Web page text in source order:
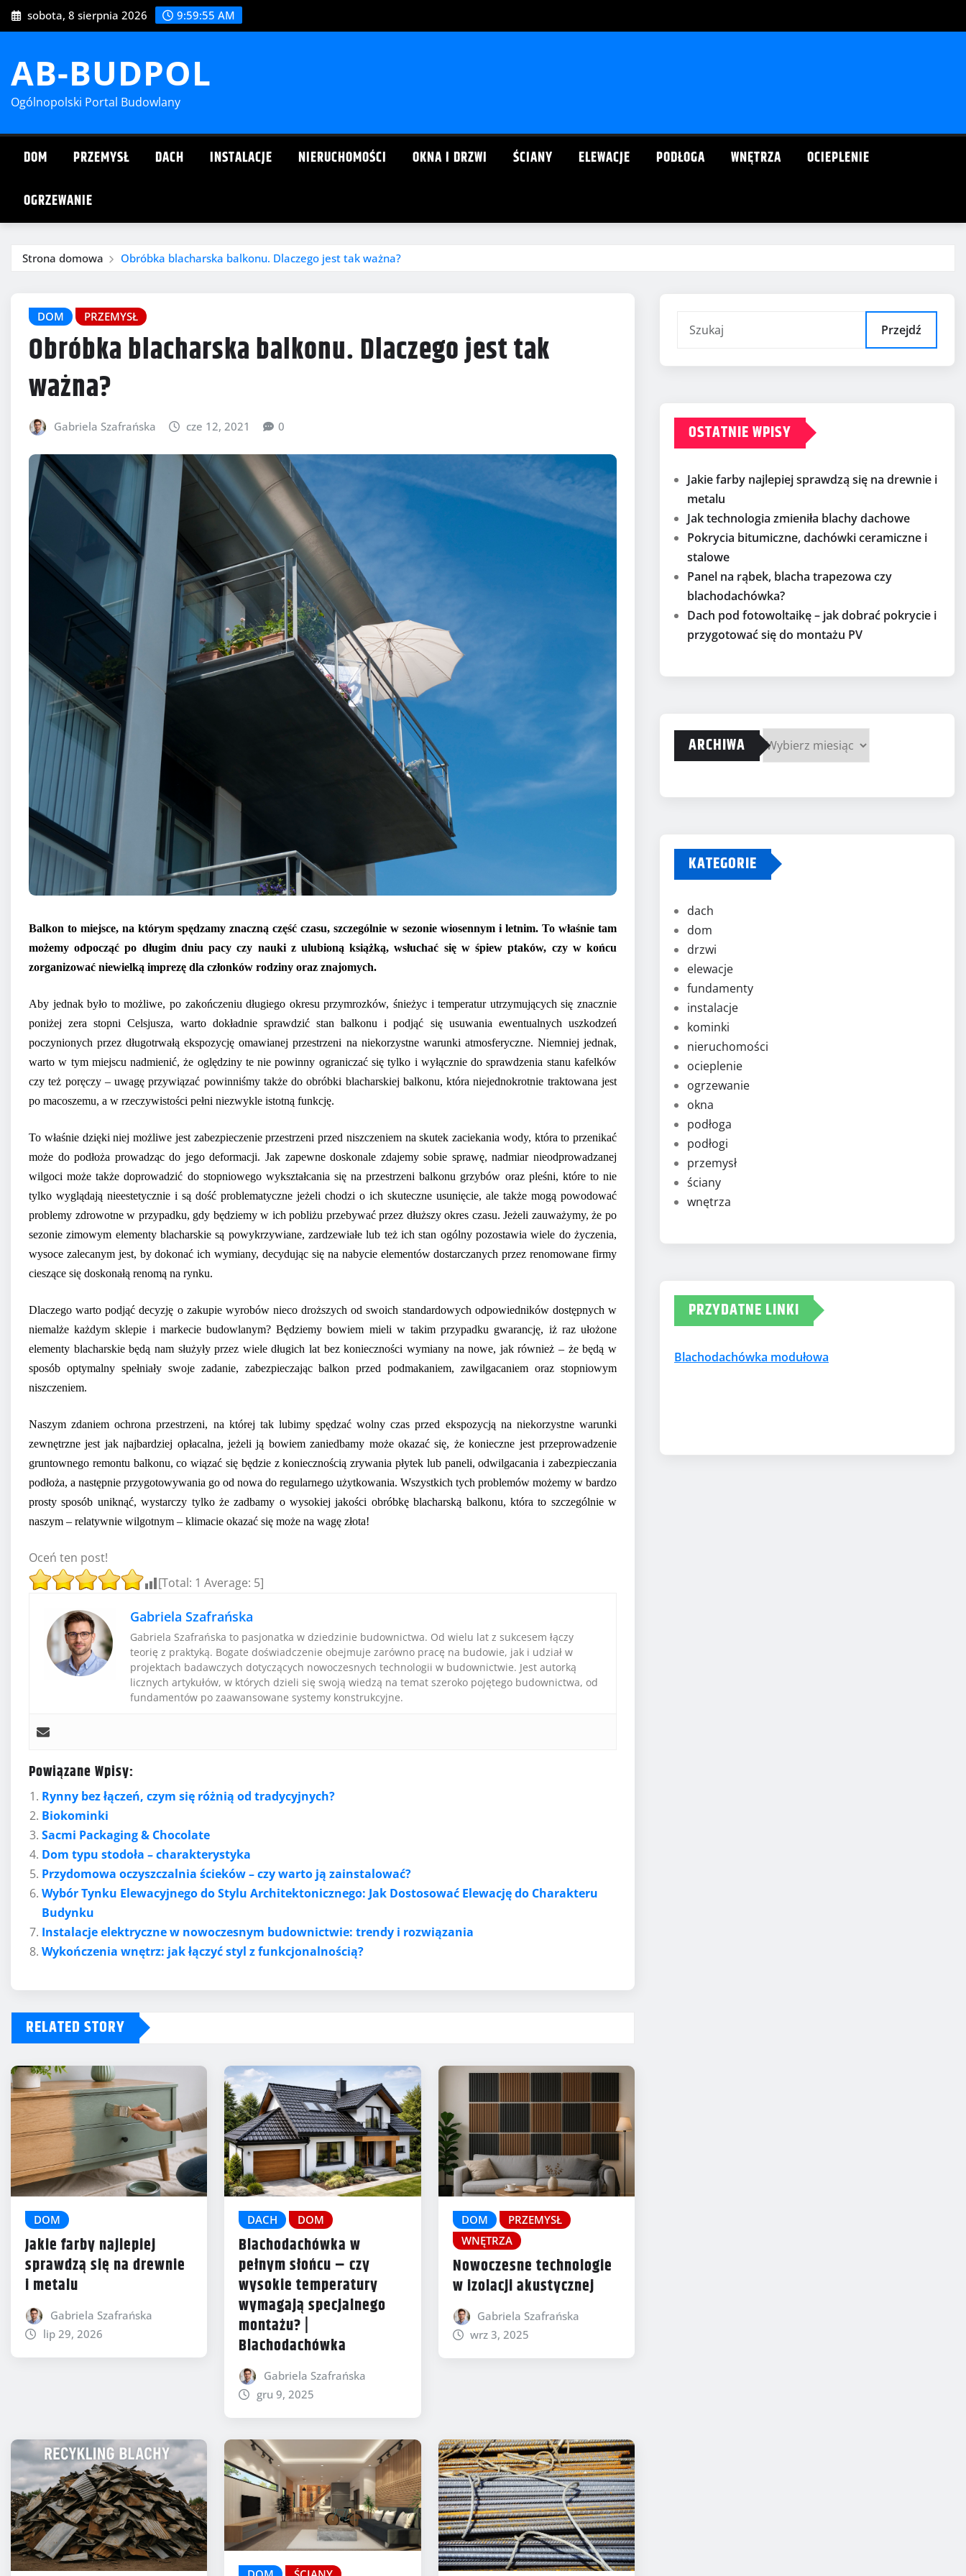
Przejdź
do
sobota, 8 sierpnia 2026 9:59:56 AM
AB-BUDPOL
Ogólnopolski Portal Budowlany
DOM PRZEMYSŁ DACH INSTALACJE NIERUCHOMOŚCI OKNA I DRZWI ŚCIANY ELEWACJE PODŁOGA WNĘTRZA OCIEPLENIE
OGRZEWANIE
Strona domowa Obróbka blacharska balkonu. Dlaczego jest tak ważna?
DOM PRZEMYSŁ
Obróbka blacharska balkonu. Dlaczego jest tak
ważna?
Gabriela Szafrańska cze 12, 2021 0
Balkon to miejsce, na którym spędzamy znaczną część czasu, szczególnie w sezonie wiosennym i letnim. To właśnie tam
możemy odpocząć po długim dniu pacy czy nauki z ulubioną książką, wsłuchać się w śpiew ptaków, czy w końcu
zorganizować niewielką imprezę dla członków rodziny oraz znajomych.
Aby jednak było to możliwe, po zakończeniu długiego okresu przymrozków, śnieżyc i temperatur utrzymujących się znacznie
poniżej zera stopni Celsjusza, warto dokładnie sprawdzić stan balkonu i podjąć się usuwania ewentualnych uszkodzeń
poczynionych przez długotrwałą ekspozycję omawianej przestrzeni na niekorzystne warunki atmosferyczne. Niemniej jednak,
warto w tym miejscu nadmienić, że oględziny te nie powinny ograniczać się tylko i wyłącznie do sprawdzenia stanu kafelków
czy też poręczy – uwagę przywiązać powinniśmy także do obróbki blacharskiej balkonu, która niejednokrotnie traktowana jest
po macoszemu, a w rzeczywistości pełni niezwykle istotną funkcję.
To właśnie dzięki niej możliwe jest zabezpieczenie przestrzeni przed niszczeniem na skutek zaciekania wody, która to przenikać
może do podłoża prowadząc do jego deformacji. Jak zapewne doskonale zdajemy sobie sprawę, nadmiar nieodprowadzanej
wilgoci może także doprowadzić do stopniowego wykształcania się na przestrzeni balkonu grzybów oraz pleśni, które to nie
tylko wyglądają nieestetycznie i są dość problematyczne jeżeli chodzi o ich skuteczne usunięcie, ale także mogą powodować
problemy zdrowotne w przypadku, gdy będziemy w ich pobliżu przebywać przez dłuższy okres czasu. Jeżeli zauważymy, że po
sezonie zimowym elementy blacharskie są powykrzywiane, zardzewiałe lub też ich stan ogólny pozostawia wiele do życzenia,
wysoce zalecanym jest, by dokonać ich wymiany, decydując się na nabycie elementów dostarczanych przez renomowane firmy
cieszące się doskonałą renomą na rynku.
Dlaczego warto podjąć decyzję o zakupie wyrobów nieco droższych od swoich standardowych odpowiedników dostępnych w
niemalże każdym sklepie i markecie budowlanym? Będziemy bowiem mieli w takim przypadku gwarancję, iż raz ułożone
elementy blacharskie będą nam służyły przez wiele długich lat bez konieczności wymiany na nowe, jak również – że będą w
sposób optymalny spełniały swoje zadanie, zabezpieczając balkon przed podmakaniem, zawilgacaniem oraz stopniowym
niszczeniem.
Naszym zdaniem ochrona przestrzeni, na której tak lubimy spędzać wolny czas przed ekspozycją na niekorzystne warunki
zewnętrzne jest jak najbardziej opłacalna, jeżeli ją bowiem zaniedbamy może okazać się, że konieczne jest przeprowadzenie
gruntownego remontu balkonu, co wiązać się będzie z koniecznością zrywania płytek lub paneli, odwilgacania i zabezpieczania
podłoża, a następnie przygotowywania go od nowa do regularnego użytkowania. Wszystkich tych problemów możemy w bardzo
prosty sposób uniknąć, wystarczy tylko że zadbamy o wysokiej jakości obróbkę blacharską balkonu, która to szczególnie w
naszym – relatywnie wilgotnym – klimacie okazać się może na wagę złota!
Oceń ten post!
[Total: 1 Average: 5]
Gabriela Szafrańska
Gabriela Szafrańska to pasjonatka w dziedzinie budownictwa. Od wielu lat z sukcesem łączy
teorię z praktyką. Bogate doświadczenie obejmuje zarówno pracę na budowie, jak i udział w
projektach badawczych dotyczących nowoczesnych technologii w budownictwie. Jest autorką
licznych artykułów, w których dzieli się swoją wiedzą na temat szeroko pojętego budownictwa, od
fundamentów po zaawansowane systemy konstrukcyjne.
Powiązane Wpisy:
Rynny bez łączeń, czym się różnią od tradycyjnych?
Biokominki
Sacmi Packaging & Chocolate
Dom typu stodoła – charakterystyka
Przydomowa oczyszczalnia ścieków – czy warto ją zainstalować?
Wybór Tynku Elewacyjnego do Stylu Architektonicznego: Jak Dostosować Elewację do Charakteru
Budynku
Instalacje elektryczne w nowoczesnym budownictwie: trendy i rozwiązania
Wykończenia wnętrz: jak łączyć styl z funkcjonalnością?
RELATED STORY
DOM
Jakie farby najlepiej
sprawdzą się na drewnie
i metalu
Gabriela Szafrańska
lip 29, 2026
DACH DOM
Blachodachówka w
pełnym słońcu – czy
wysokie temperatury
wymagają specjalnego
montażu? |
Blachodachówka
Gabriela Szafrańska
gru 9, 2025
DOM
PRZEMYSŁ
WNĘTRZA
Nowoczesne technologie
w izolacji akustycznej
Gabriela Szafrańska
wrz 3, 2025
Przejdź
OSTATNIE WPISY
Jakie farby najlepiej sprawdzą się na drewnie i
metalu
Jak technologia zmieniła blachy dachowe
Pokrycia bitumiczne, dachówki ceramiczne i
stalowe
Panel na rąbek, blacha trapezowa czy
blachodachówka?
Dach pod fotowoltaikę – jak dobrać pokrycie i
przygotować się do montażu PV
ARCHIWA
KATEGORIE
dach
dom
drzwi
elewacje
fundamenty
instalacje
kominki
nieruchomości
ocieplenie
ogrzewanie
okna
podłoga
podłogi
przemysł
ściany
wnętrza
PRZYDATNE LINKI
Blachodachówka modułowa